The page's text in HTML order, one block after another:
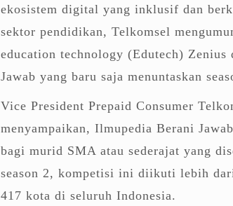
ekosistem digital yang inklusif dan
sektor pendidikan, Telkomsel
education technology (Edutech)
Jawab yang baru saja menuntaskan
Vice President Prepaid Consumer
menyampaikan, Ilmupedia Berani
bagi murid SMA atau sederajat yang
season 2, kompetisi ini diikuti lebih
417 kota di seluruh Indonesia.